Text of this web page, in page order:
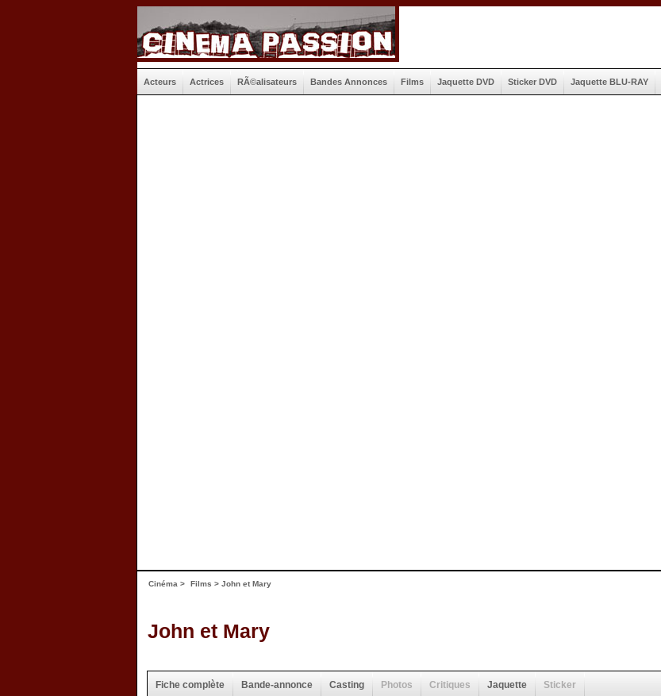
Acteurs Actrices RÃ©alisateurs Bandes Annonces Films Jaquette DVD Sticker DVD Jaquette BLU-RAY
Cinéma > Films > John et Mary
John et Mary
Fiche complète Bande-annonce Casting Photos Critiques Jaquette Sticker